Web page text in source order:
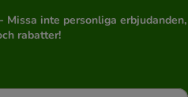
Missa inte personliga erbjudanden,
rabatter!